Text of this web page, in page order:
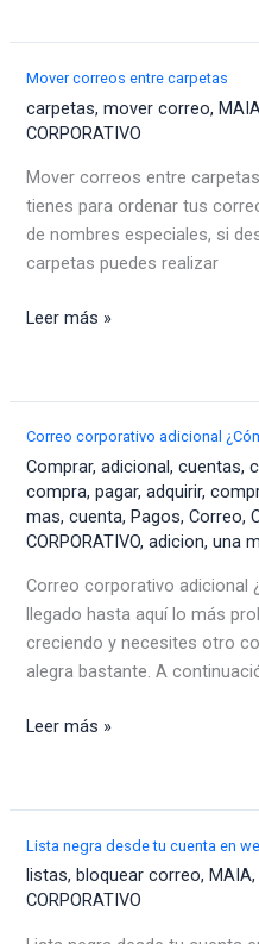
correo
corporativo?
Aprende
en
Mover correos entre carpetas
carpetas,mover correo,
CORPORATIVO
Mover correos entre
tienes para ordenar tus
de nombres especiales, si
carpetas puedes realizar
Mover
carpetas
Leer más »
Correo corporativo adicional
Comprar,adicional,cuentas,
compra,pagar,adquirir,
mas,cuenta,Pagos,Correo,
CORPORATIVO,adicion,una
Correo corporativo adicional
llegado hasta aquí lo más
creciendo y necesites otro
alegra bastante. A
Correo
¿Cómo
comprarlo?
Leer más »
Lista negra desde tu cuenta en
listas,bloquear correo,MAIA
CORPORATIVO